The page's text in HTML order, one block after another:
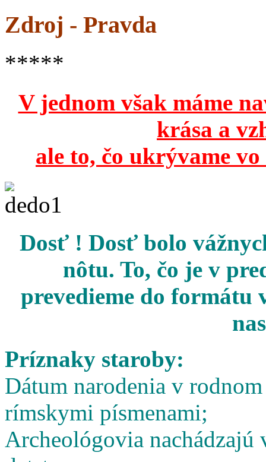
Zdroj - Pravda
*****
V jednom však máme
krása a
ale to, čo ukrývame
Dosť ! Dosť bolo
nôtu. To, čo je v
prevedieme do formátu
Príznaky staroby:
Dátum narodenia v
rímskymi písmenami;
Archeológovia nachádzajú